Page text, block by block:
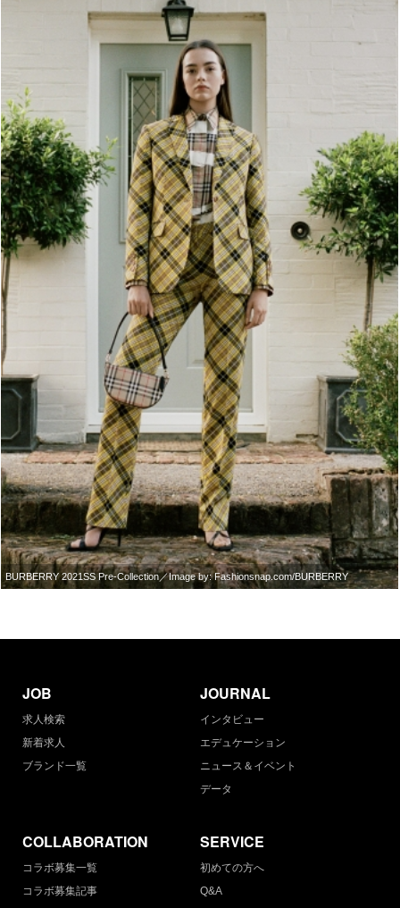
BURBERRY 2021SS Pre-Collection／Image by: Fashionsnap.com/BURBERRY
JOB
求人検索
新着求人
ブランド一覧
JOURNAL
インタビュー
エデュケーション
ニュース＆イベント
データ
COLLABORATION
コラボ募集一覧
コラボ募集記事
SERVICE
初めての方へ
Q&A